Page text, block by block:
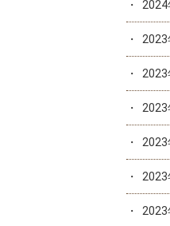
2024
2023
2023
2023
2023
2023
2023